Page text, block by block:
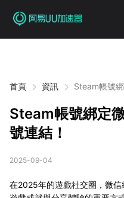
首頁 資訊 Steam帳號
Steam帳號綁定
號連結！
2025-09-04
在2025年的遊戲社交圈，微